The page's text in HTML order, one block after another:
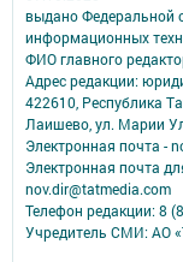
выдано Федеральной
информационных
ФИО главного
Адрес редакции:
422610, Республика
Лаишево, ул. Марии
Электронная почта -
Электронная почта
nov.dir@tatmedia.com
Телефон редакции: 8
Учредитель СМИ: АО